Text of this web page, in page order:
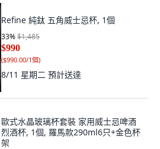
Refine 純鈦 五角威士忌杯, 1個
33%$1,485
$990
($990.00/1個)
8/11 星期二 預計送達
歐式水晶玻璃杯套裝 家用威士忌啤酒
烈酒杯, 1個, 羅馬款290ml6只+金色杯
架